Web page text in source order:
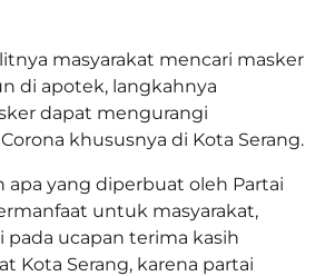
masyarakat mencari masker
di apotek, langkahnya
dapat mengurangi
khususnya di Kota Serang.
apa yang diperbuat oleh Partai
untuk masyarakat,
pada ucapan terima kasih
Kota Serang, karena partai